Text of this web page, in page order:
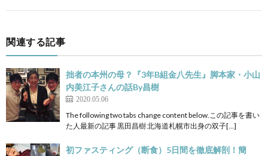
関連する記事
拙者の本州の母？『3年B組金八先生』脚本家・小山
内美江子さんの話By昌樹
2020.05.06
The following two tabs change content below.この記事を書い
た人最新の記事 黒田昌樹 北海道札幌市出身の双子[…]
初ファスティング（断食）5日間を徹底解剖！簡